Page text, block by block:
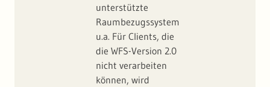
unterstützte
Raumbezugssystem
u.a. Für Clients, die
die WFS-Version 2.0
nicht verarbeiten
können, wird